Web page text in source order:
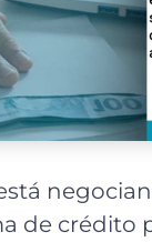
de crédito